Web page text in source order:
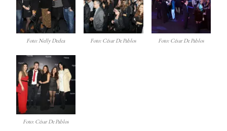
Foto: Nelly Dedea Foto: César De Pablos Foto: César De Pablos
Foto: César De Pablos